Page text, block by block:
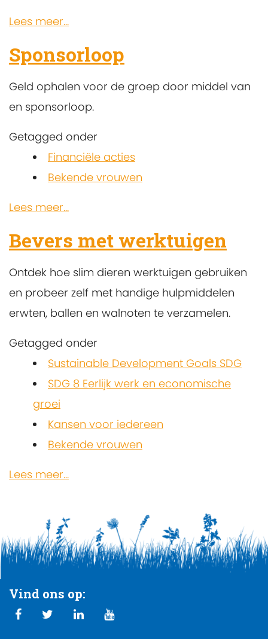
Lees meer...
Sponsorloop
Geld ophalen voor de groep door middel van
en sponsorloop.
Getagged onder
Financiële acties
Bekende vrouwen
Lees meer...
Bevers met werktuigen
Ontdek hoe slim dieren werktuigen gebruiken
en probeer zelf met handige hulpmiddelen
erwten, ballen en walnoten te verzamelen.
Getagged onder
Sustainable Development Goals SDG
SDG 8 Eerlijk werk en economische
groei
Kansen voor iedereen
Bekende vrouwen
Lees meer...
Vind ons op: